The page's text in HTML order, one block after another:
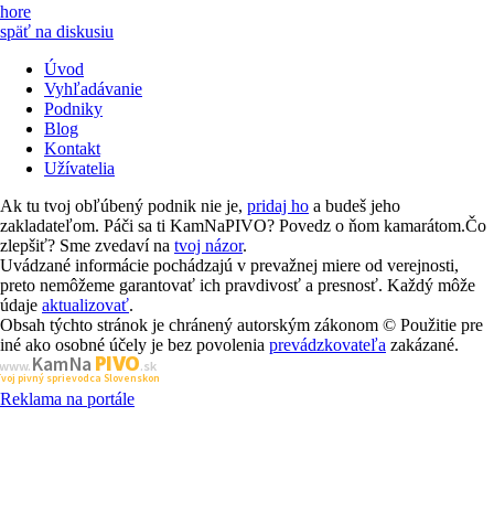
hore
späť na diskusiu
Úvod
Vyhľadávanie
Podniky
Blog
Kontakt
Užívatelia
Ak tu tvoj obľúbený podnik nie je, pridaj ho a budeš jeho
zakladateľom. Páči sa ti KamNaPIVO? Povedz o ňom kamarátom.Čo
zlepšiť? Sme zvedaví na tvoj názor.
Uvádzané informácie pochádzajú v prevažnej miere od verejnosti,
preto nemôžeme garantovať ich pravdivosť a presnosť. Každý môže
údaje aktualizovať.
Obsah týchto stránok je chránený autorským zákonom © Použitie pre
iné ako osobné účely je bez povolenia prevádzkovateľa zakázané.
www.Kam Na PIVO.sk
pivný sprievodca Slovenskom
Reklama na portále